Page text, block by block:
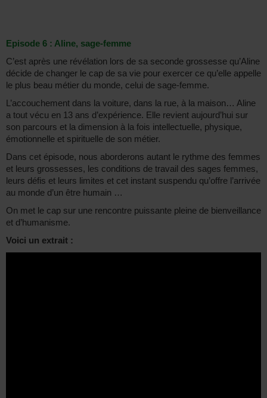
Episode 6 : Aline, sage-femme
C’est après une révélation lors de sa seconde grossesse qu’Aline
décide de changer le cap de sa vie pour exercer ce qu’elle appelle
le plus beau métier du monde, celui de sage-femme.
L’accouchement dans la voiture, dans la rue, à la maison… Aline
a tout vécu en 13 ans d’expérience. Elle revient aujourd’hui sur
son parcours et la dimension à la fois intellectuelle, physique,
émotionnelle et spirituelle de son métier.
Dans cet épisode, nous aborderons autant le rythme des femmes
et leurs grossesses, les conditions de travail des sages femmes,
leurs défis et leurs limites et cet instant suspendu qu’offre l’arrivée
au monde d’un être humain …
On met le cap sur une rencontre puissante pleine de bienveillance
et d’humanisme.
Voici un extrait :